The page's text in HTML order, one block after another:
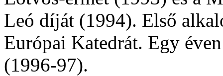
Leó díját (1994). Első
Európai Katedrát. Egy
(1996-97).